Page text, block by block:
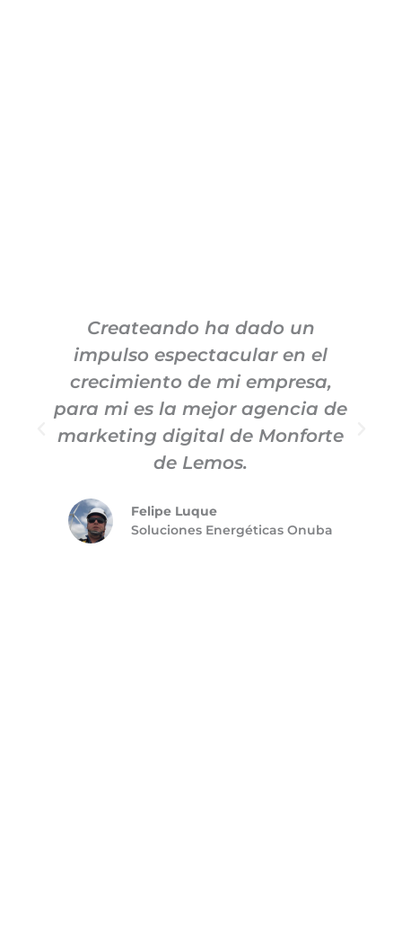
Createando ha dado un
impulso espectacular en el
crecimiento de mi empresa,
para mi es la mejor agencia de
marketing digital de Monforte
de Lemos.
Felipe Luque
Soluciones Energéticas Onuba